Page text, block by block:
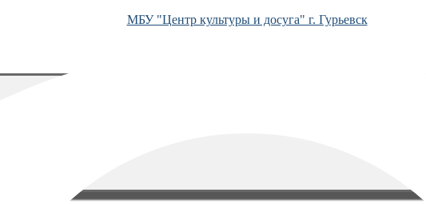
МБУ "Центр культуры и досуга" г. Гурьевск